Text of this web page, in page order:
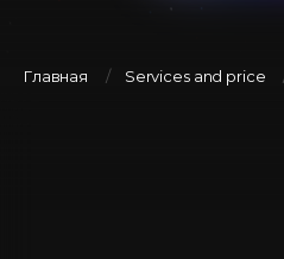
Главная Services and price